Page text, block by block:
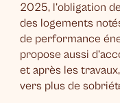
2025, l’obligation
des logements
de performance
propose aussi
et après les
vers plus de